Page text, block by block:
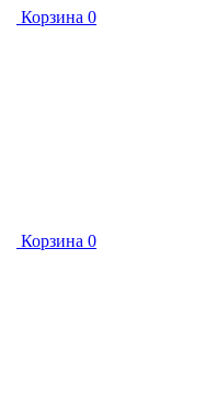
Корзина 0
Корзина 0